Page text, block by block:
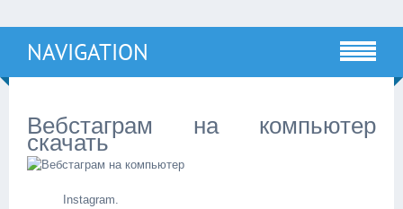
NAVIGATION
Вебстаграм на компьютер
скачать
Instagram.